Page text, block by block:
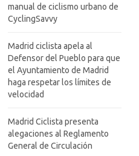
manual de ciclismo urbano de
CyclingSavvy
Madrid ciclista apela al
Defensor del Pueblo para que
el Ayuntamiento de Madrid
haga respetar los límites de
velocidad
Madrid Ciclista presenta
alegaciones al Reglamento
General de Circulación